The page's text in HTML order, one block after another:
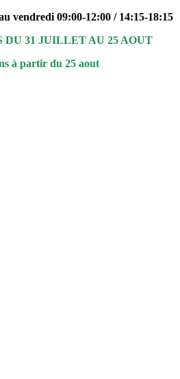
vendredi 09:00-12:00 / 14:15-18:15
DU 31 JUILLET AU 25 AOUT
à partir du 25 aout